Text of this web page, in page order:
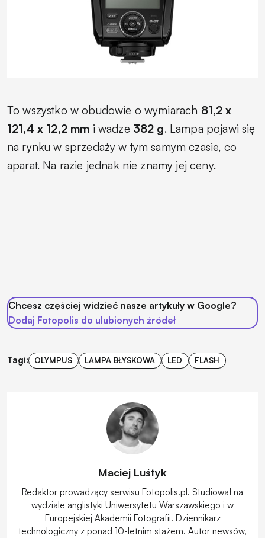
To wszystko w obudowie o wymiarach 81,2 x
121,4 x 12,2 mm i wadze 382 g. Lampa pojawi się
na rynku w sprzedaży w tym samym czasie, co
aparat. Na razie jednak nie znamy jej ceny.
Chcesz częściej widzieć nasze artykuły w Google?
Dodaj Fotopolis do ulubionych źródeł
Tagi: OLYMPUS LAMPA BŁYSKOWA LED FLASH
Maciej Luśtyk
Redaktor prowadzący serwisu Fotopolis.pl. Studiował na
wydziale anglistyki Uniwersytetu Warszawskiego i w
Europejskiej Akademii Fotografii. Dziennikarz
technologiczny z ponad 10-letnim stażem. Autor newsów,